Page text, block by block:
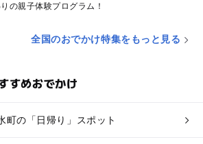
の親子体験プログラム！
全国のおでかけ特集をもっと見る
すめおでかけ
町の「日帰り」スポット